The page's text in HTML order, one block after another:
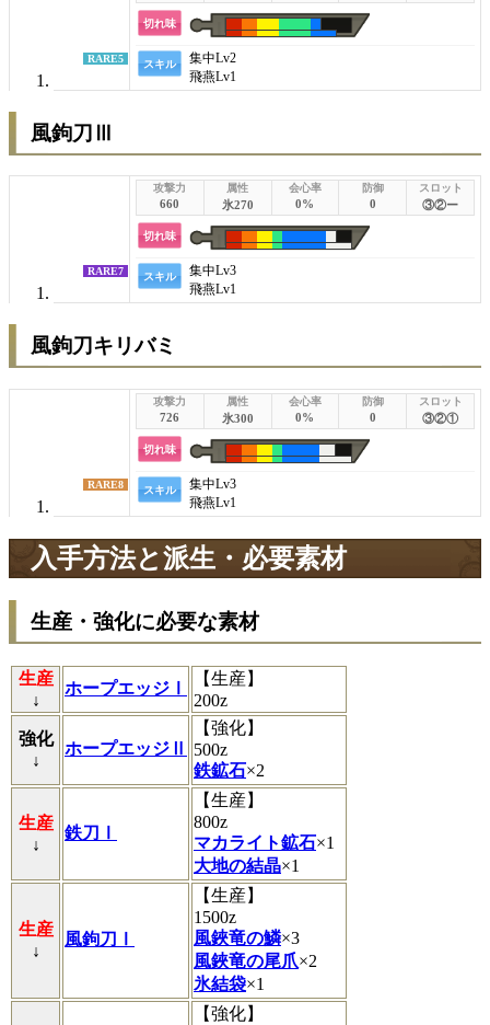
RARE5
切れ味
スキル 集中Lv2
飛燕Lv1
風鉤刀Ⅲ
RARE7
660 氷270 0% 0 ③②ー
切れ味
スキル 集中Lv3
飛燕Lv1
風鉤刀キリバミ
RARE8
726 氷300 0% 0 ③②①
切れ味
スキル 集中Lv3
飛燕Lv1
入手方法と派生・必要素材
生産・強化に必要な素材
生産
↓
ホープエッジⅠ
【生産】
200z
強化
↓
ホープエッジⅡ
【強化】
500z
鉄鉱石×2
生産
↓
鉄刀Ⅰ
【生産】
800z
マカライト鉱石×1
大地の結晶×1
生産
↓
風鉤刀Ⅰ
【生産】
1500z
風鋏竜の鱗×3
風鋏竜の尾爪×2
氷結袋×1
【強化】